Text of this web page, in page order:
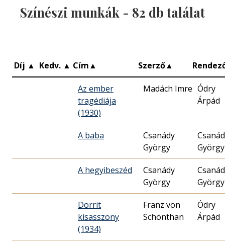
Színészi munkák - 82 db találat
Díj ▲ Kedv. ▲ Cím▲ Szerző▲
Az ember
tragédiája
(1930)
Madách Imre Ódry
Árpád
A baba
Csanády
György
György
A hegyibeszéd
Csanády
György
György
Dorrit
kisasszony
(1934)
Franz von
Schönthan
Ódry
Árpád